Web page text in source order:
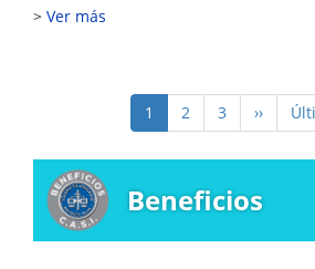
Ver más
Paginación
Página
actual
1 Page
2 Page
3
página
››
Beneficios